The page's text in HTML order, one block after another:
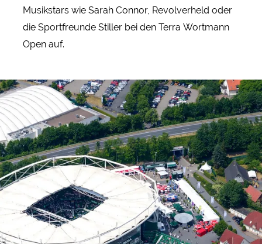
Musikstars wie Sarah Connor, Revolverheld oder
die Sportfreunde Stiller bei den Terra Wortmann
Open auf.